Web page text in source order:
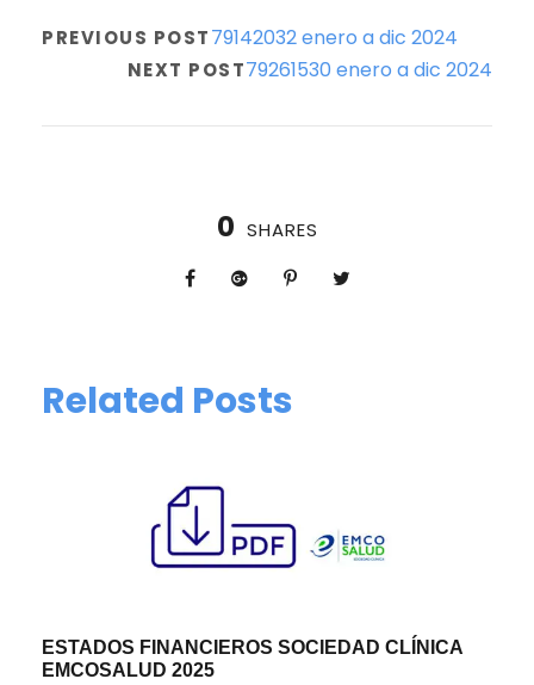
PREVIOUS POST79142032 enero a dic 2024
NEXT POST79261530 enero a dic 2024
0 SHARES
Related Posts
ESTADOS FINANCIEROS SOCIEDAD CLÍNICA
EMCOSALUD 2025